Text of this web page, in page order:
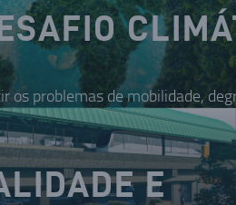
os problemas de mobilidade,
E